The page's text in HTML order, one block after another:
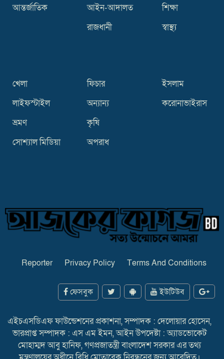
আন্তর্জাতিক
আইন-আদালত
রাজধানী
শিক্ষা
স্বাস্থ্য
খেলা
লাইফস্টাইল
ভ্রমণ
সোশ্যাল মিডিয়া
ফিচার
অন্যান্য
কৃষি
অপরাধ
ইসলাম
করোনাভাইরাস
Reporter Privacy Policy Terms And Conditions
ফেসবুক ইউটিউব
এইচএসডিএফ ফাউন্ডেশনের প্রকাশনা, সম্পাদক : দেলোয়ার হোসেন,
ভারপ্রাপ্ত সম্পাদক : এস এম ইমন, আইন উপদেষ্টা : অ্যাডভোকেট
মোহাম্মদ আবু হানিফ, গণপ্রজাতন্ত্রী বাংলাদেশ সরকার এর তথ্য